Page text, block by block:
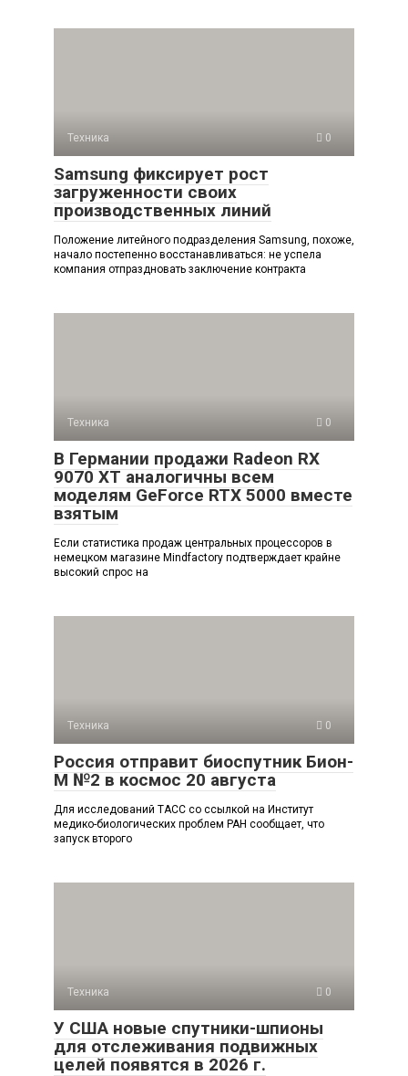
Техника 0
Samsung фиксирует рост
загруженности своих
производственных линий
Положение литейного подразделения Samsung, похоже,
начало постепенно восстанавливаться: не успела
компания отпраздновать заключение контракта
Техника 0
В Германии продажи Radeon RX
9070 XT аналогичны всем
моделям GeForce RTX 5000 вместе
взятым
Если статистика продаж центральных процессоров в
немецком магазине Mindfactory подтверждает крайне
высокий спрос на
Техника 0
Россия отправит биоспутник Бион-
М №2 в космос 20 августа
Для исследований ТАСС со ссылкой на Институт
медико-биологических проблем РАН сообщает, что
запуск второго
Техника 0
У США новые спутники-шпионы
для отслеживания подвижных
целей появятся в 2026 г.